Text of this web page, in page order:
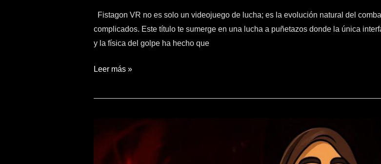
Fistagon VR no es solo un videojuego de lucha; es la evolución natural del
complicados. Este título te sumerge en una lucha a puñetazos donde la única
y la física del golpe ha hecho que
Leer más »